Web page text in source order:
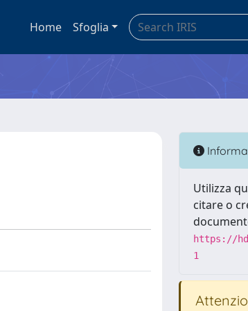
Home Sfoglia
Utilizza
citare o
https://
1